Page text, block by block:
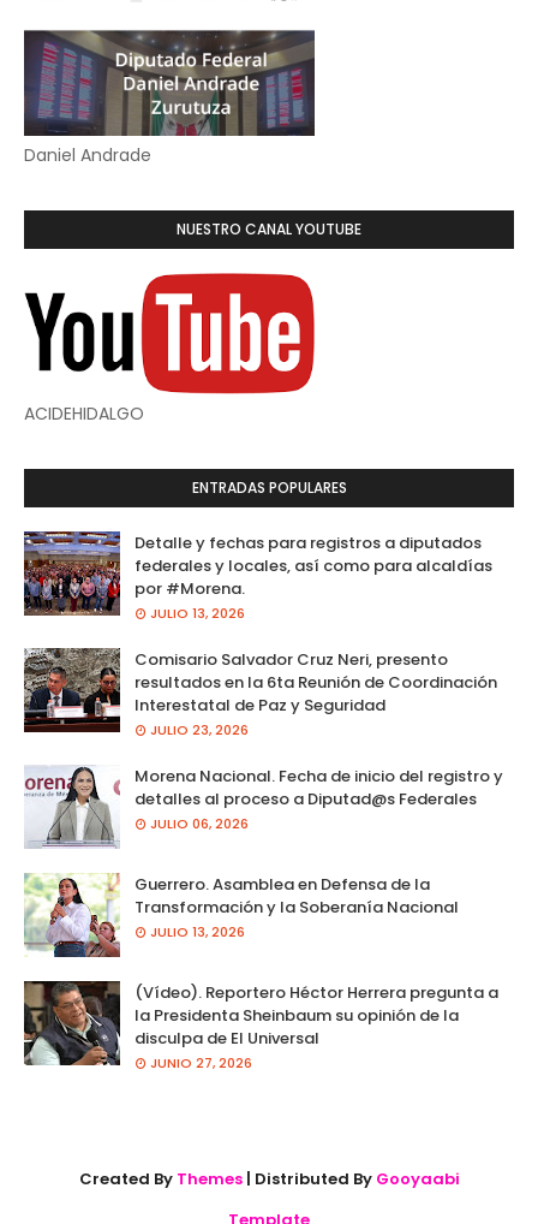
Daniel Andrade
NUESTRO CANAL YOUTUBE
ACIDEHIDALGO
ENTRADAS POPULARES
Detalle y fechas para registros a diputados
federales y locales, así como para alcaldías
por #Morena.
JULIO 13, 2026
Comisario Salvador Cruz Neri, presento
resultados en la 6ta Reunión de Coordinación
Interestatal de Paz y Seguridad
JULIO 23, 2026
Morena Nacional. Fecha de inicio del registro y
detalles al proceso a Diputad@s Federales
JULIO 06, 2026
Guerrero. Asamblea en Defensa de la
Transformación y la Soberanía Nacional
JULIO 13, 2026
(Vídeo). Reportero Héctor Herrera pregunta a
la Presidenta Sheinbaum su opinión de la
disculpa de El Universal
JUNIO 27, 2026
Created By Themes| Distributed By Gooyaabi